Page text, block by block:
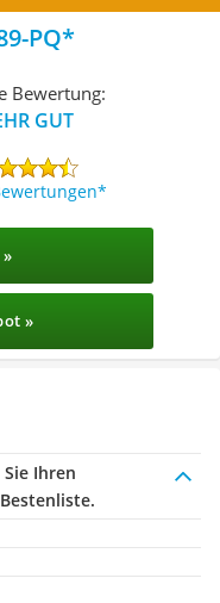
PQ
Bewertung:
GUT
»
Ihren